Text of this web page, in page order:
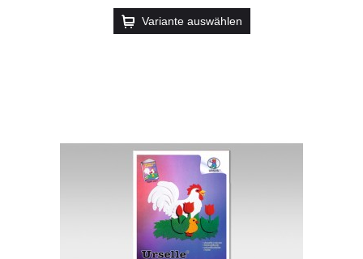
Variante auswählen